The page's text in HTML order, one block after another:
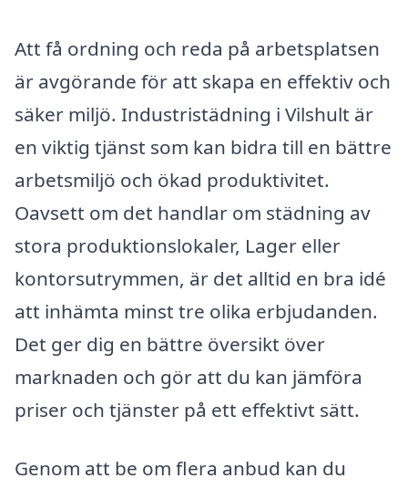
Att få ordning och reda på arbetsplatsen
är avgörande för att skapa en effektiv och
säker miljö. Industristädning i Vilshult är
en viktig tjänst som kan bidra till en bättre
arbetsmiljö och ökad produktivitet.
Oavsett om det handlar om städning av
stora produktionslokaler, Lager eller
kontorsutrymmen, är det alltid en bra idé
att inhämta minst tre olika erbjudanden.
Det ger dig en bättre översikt över
marknaden och gör att du kan jämföra
priser och tjänster på ett effektivt sätt.
Genom att be om flera anbud kan du